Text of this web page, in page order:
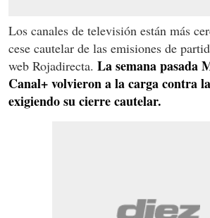
Los canales de televisión están más
cese cautelar de las emisiones de
web Rojadirecta. La semana pasada
Canal+ volvieron a la carga contra
exigiendo su cierre cautelar.